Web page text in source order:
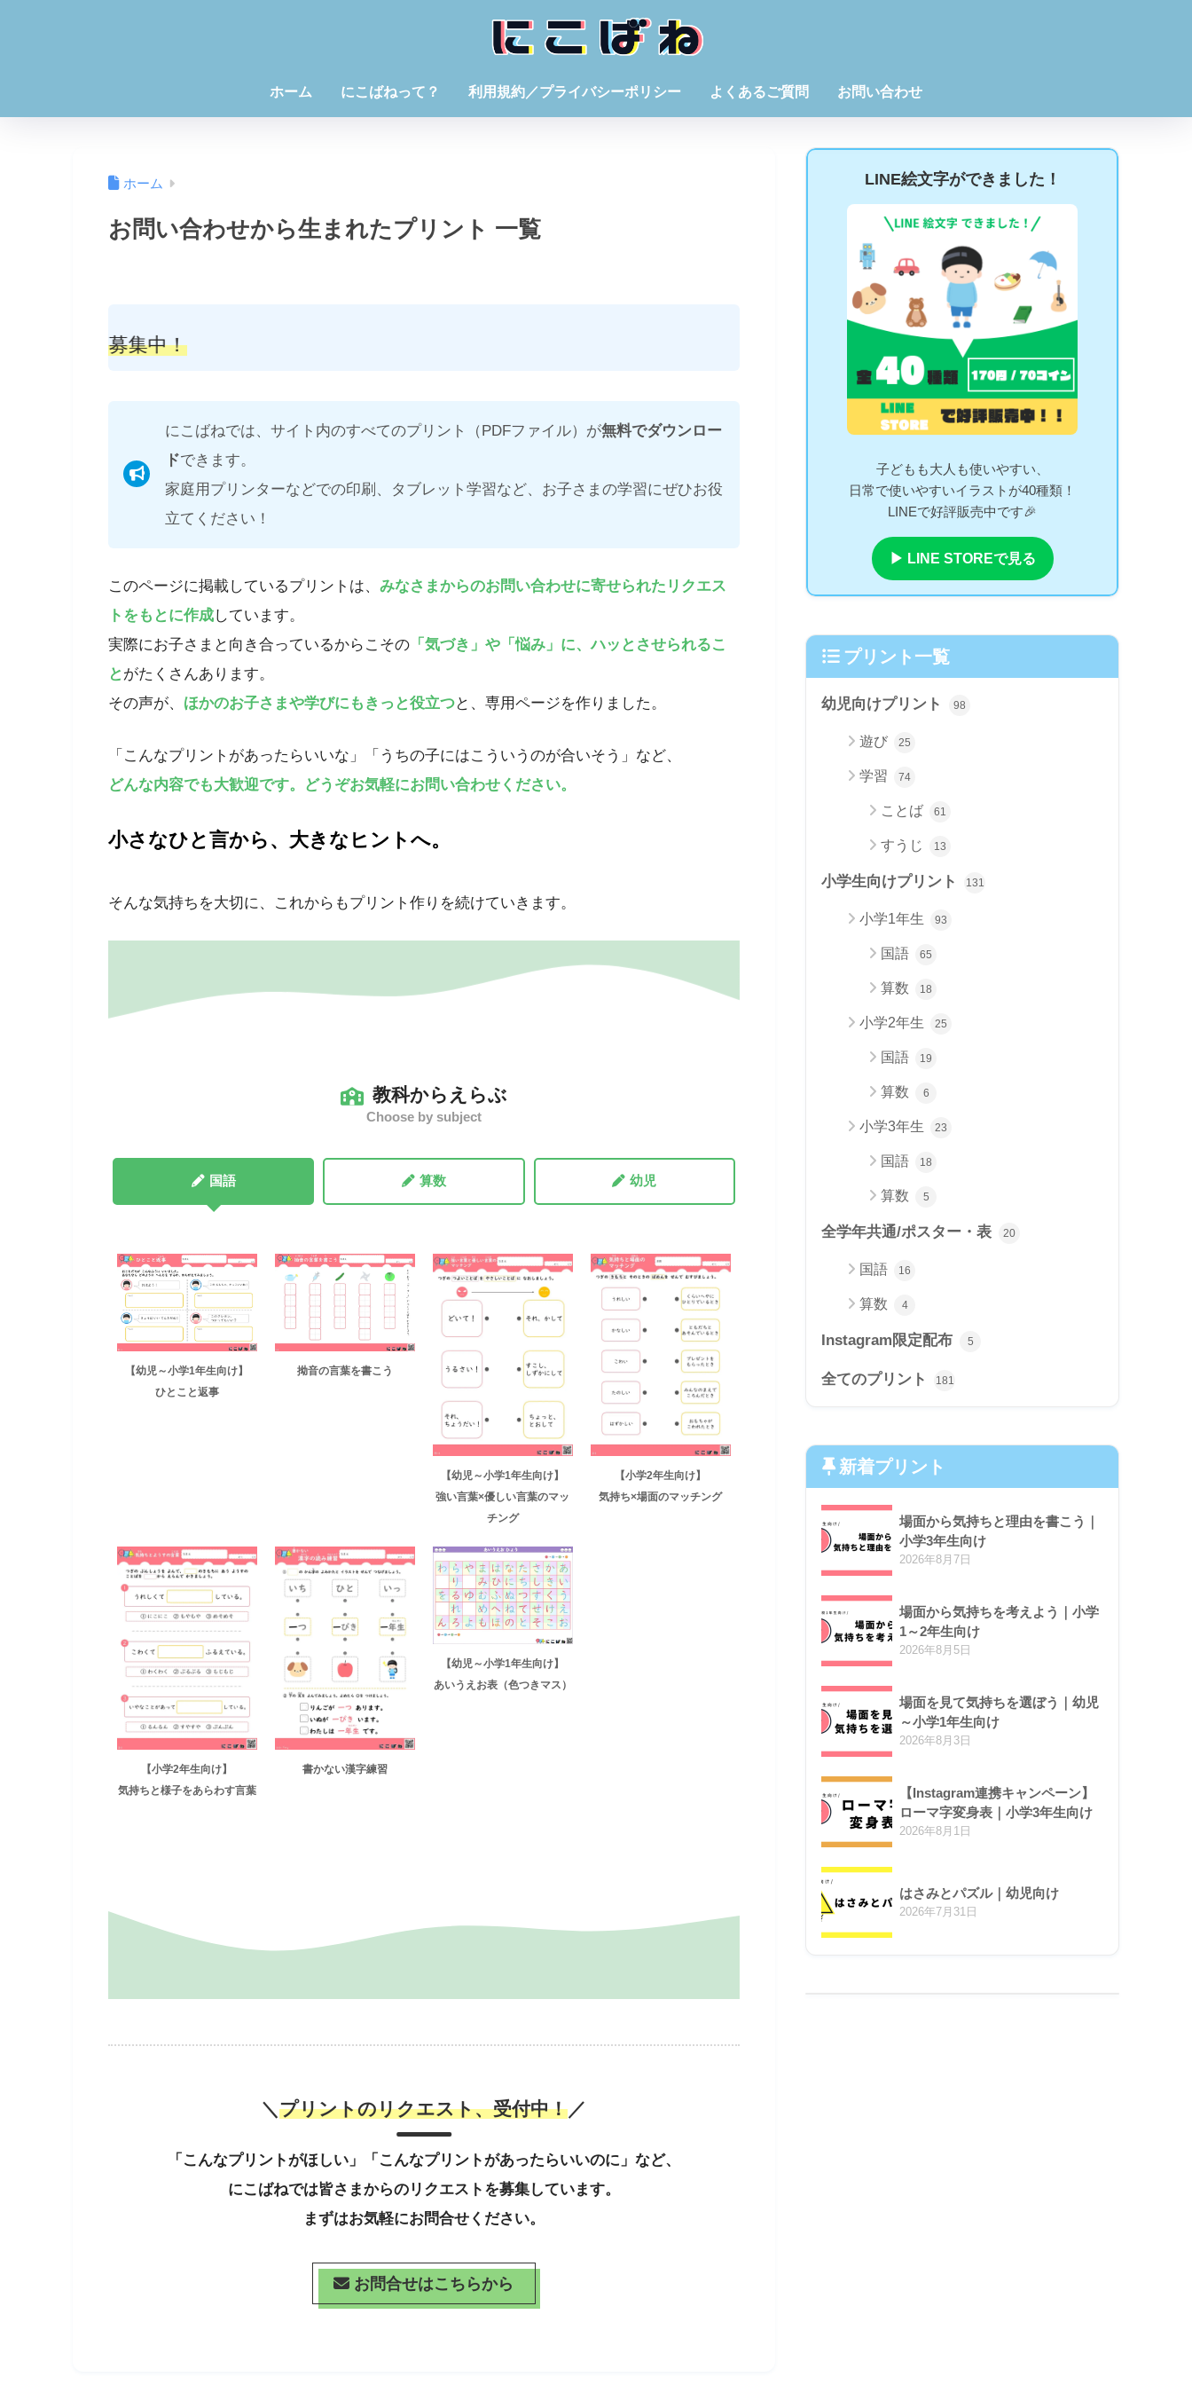
ホーム にこばねって？ 利用規約／プライバシーポリシー よくあるご質問 お問い合わせ
ホーム
お問い合わせから生まれたプリント 一覧
お問い合わせにて、プリントのリクエスト募集中！
にこばねでは、サイト内のすべてのプリント（PDFファイル）が無料でダウンロー
ドできます。
家庭用プリンターなどでの印刷、タブレット学習など、お子さまの学習にぜひお役
立てください！
このページに掲載しているプリントは、 みなさまからのお問い合わせに寄せられたリクエス
トをもとに作成しています。
実際にお子さまと向き合っているからこその 「気づき」や「悩み」に、ハッとさせられるこ
と がたくさんあります。
その声が、 ほかのお子さまや学びにもきっと役立つと、専用ページを作りました。
「こんなプリントがあったらいいな」「うちの子にはこういうのが合いそう」など、
どんな内容でも大歓迎です。どうぞお気軽にお問い合わせください。
小さなひと言から、大きなヒントへ。
そんな気持ちを大切に、これからもプリント作りを続けていきます。
教科からえらぶ
Choose by subject
国語 算数 幼児
【幼児～小学1年生向け】
ひとこと返事
拗音の言葉を書こう
【幼児～小学1年生向け】
強い言葉×優しい言葉のマッ
チング
【小学2年生向け】
気持ち×場面のマッチング
【小学2年生向け】
気持ちと様子をあらわす言葉
書かない漢字練習
【幼児～小学1年生向け】
あいうえお表（色つきマス）
＼プリントのリクエスト、受付中！／
「こんなプリントがほしい」「こんなプリントがあったらいいのに」など、
にこばねでは皆さまからのリクエストを募集しています。
まずはお気軽にお問合せください。
お問合せはこちらから
LINE絵文字ができました！
子どもも大人も使いやすい、
日常で使いやすいイラストが40種類！
LINEで好評販売中です🎉
▶ LINE STOREで見る
プリント一覧
幼児向けプリント 98
遊び 25
学習 74
ことば 61
すうじ 13
小学生向けプリント 131
小学1年生 93
国語 65
算数 18
小学2年生 25
国語 19
算数 6
小学3年生 23
国語 18
算数 5
全学年共通/ポスター・表 20
国語 16
算数 4
Instagram限定配布 5
全てのプリント 181
新着プリント
場面から気持ちと理由を書こう｜
小学3年生向け
2026年8月7日
場面から気持ちを考えよう｜小学
1～2年生向け
2026年8月5日
場面を見て気持ちを選ぼう｜幼児
～小学1年生向け
2026年8月3日
【Instagram連携キャンペーン】
ローマ字変身表｜小学3年生向け
2026年8月1日
はさみとパズル｜幼児向け
2026年7月31日